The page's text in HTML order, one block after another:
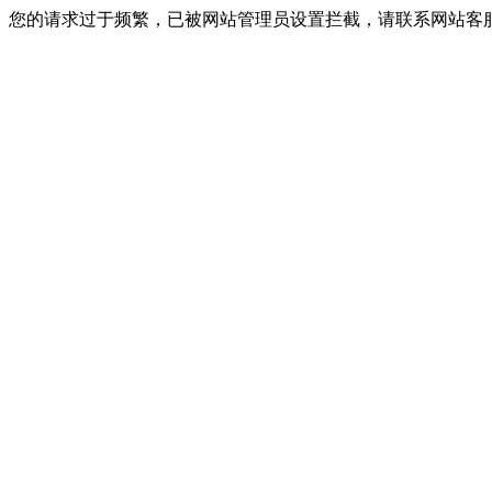
您的请求过于频繁，已被网站管理员设置拦截，请联系网站客